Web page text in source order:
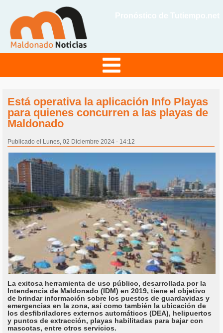
Está operativa la aplicación Info Playas
para quienes concurren a las playas de
Maldonado
Publicado el Lunes, 02 Diciembre 2024 - 14:12
La exitosa herramienta de uso público, desarrollada por la
Intendencia de Maldonado (IDM) en 2019, tiene el objetivo
de brindar información sobre los puestos de guardavidas y
emergencias en la zona, así como también la ubicación de
los desfibriladores externos automáticos (DEA), helipuertos
y puntos de extracción, playas habilitadas para bajar con
mascotas, entre otros servicios.